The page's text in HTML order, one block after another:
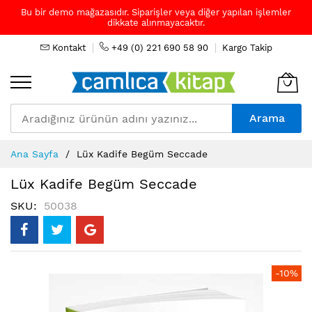
Bu bir demo mağazasıdır. Siparişler veya diğer yapılan işlemler
dikkate alınmayacaktır.
Kontakt +49 (0) 221 690 58 90 Kargo Takip
Arama
to
Content
Ana Sayfa Lüx Kadife Begüm Seccade
Lüx Kadife Begüm Seccade
SKU 50038
-10%